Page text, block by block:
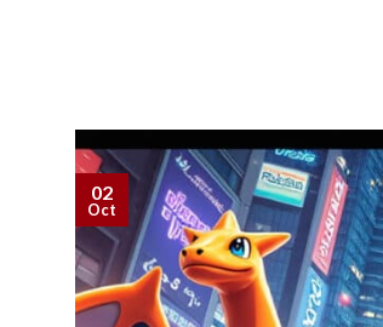
02
Oct